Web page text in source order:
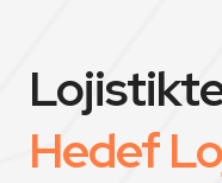
Hedef